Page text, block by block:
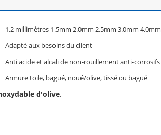
1,2 millimètres 1.5mm 2.0mm 2.5mm 3.0mm 4.0mm
Adapté aux besoins du client
Anti acide et alcali de non-rouillement anti-corrosifs
Armure toile, bagué, noué/olive, tissé ou bagué
d'olive,